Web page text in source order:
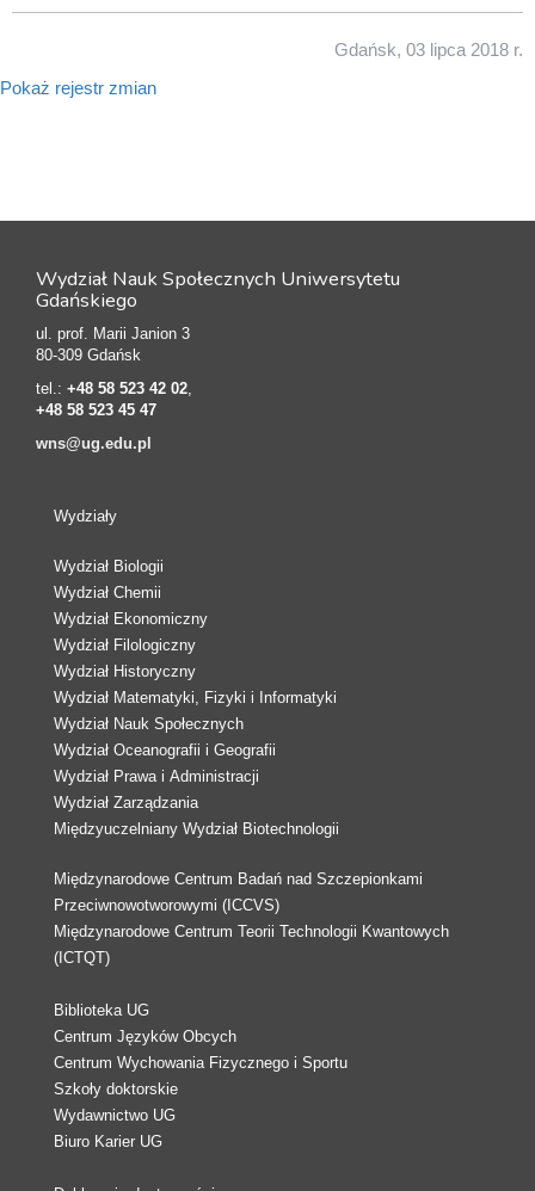
Gdańsk, 03 lipca 2018 r.
Pokaż rejestr zmian
Wydział Nauk Społecznych Uniwersytetu
Gdańskiego
ul. prof. Marii Janion 3
80-309 Gdańsk
tel.: +48 58 523 42 02
+48 58 523 45 47
wns@ug.edu.pl
Wydziały
Wydział Biologii
Wydział Chemii
Wydział Ekonomiczny
Wydział Filologiczny
Wydział Historyczny
Wydział Matematyki, Fizyki i Informatyki
Wydział Nauk Społecznych
Wydział Oceanografii i Geografii
Wydział Prawa i Administracji
Wydział Zarządzania
Międzyuczelniany Wydział Biotechnologii
Międzynarodowe Centrum Badań nad Szczepionkami
Przeciwnowotworowymi (ICCVS)
Międzynarodowe Centrum Teorii Technologii Kwantowych
(ICTQT)
Biblioteka UG
Centrum Języków Obcych
Centrum Wychowania Fizycznego i Sportu
Szkoły doktorskie
Wydawnictwo UG
Biuro Karier UG